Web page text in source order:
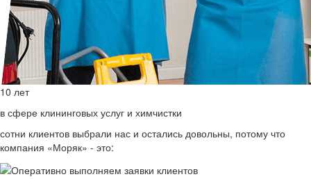
10 лет
в сфере клининговых услуг и химчистки
сотни клиентов выбрали нас и остались довольны, потому что
компания «Моряк» - это: